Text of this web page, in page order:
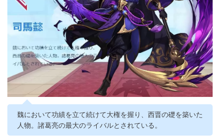
魏において功績を立て続けて大権を握り、西晋の礎を築いた
人物。諸葛亮の最大のライバルとされている。